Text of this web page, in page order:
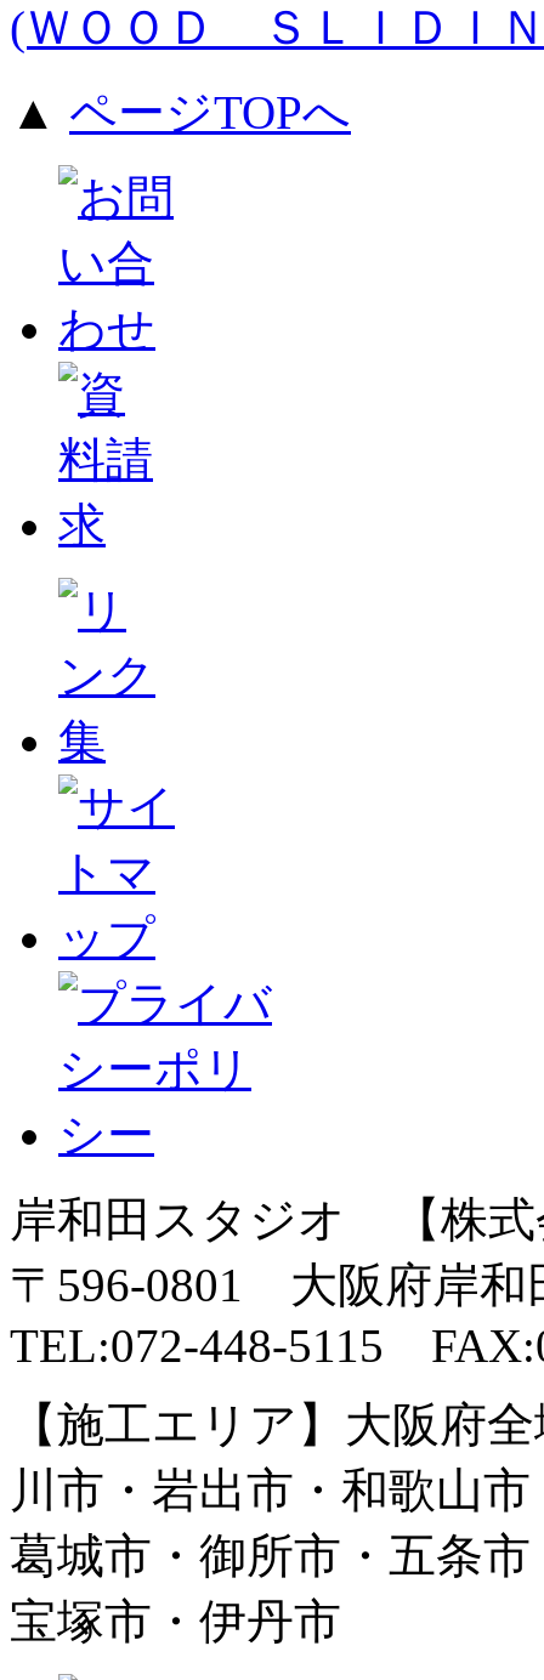
(ＷＯＯＤ ＳＬＩＤＩ
▲ ページTOPへ
岸和田スタジオ 【株
〒596-0801 大阪府岸和
TEL:072-448-5115
【施工エリア】大阪府
川市・岩出市・和歌山
葛城市・御所市・五条
宝塚市・伊丹市